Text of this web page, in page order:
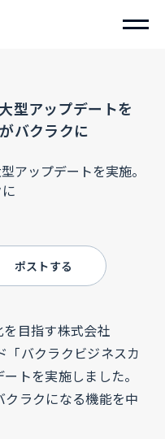
型アップデートを
バクラクに
ポストする
目指す株式会社
「バクラクビジネスカ
トを実施しました。
ラクになる機能を中